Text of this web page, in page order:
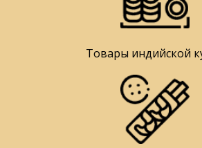
Товары индийской